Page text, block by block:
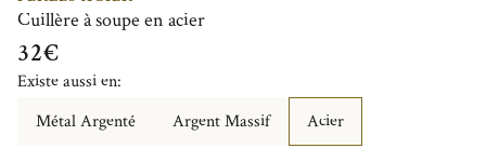
Cuillère à soupe en acier
32€
Existe aussi en:
Métal Argenté
Argent Massif Acier